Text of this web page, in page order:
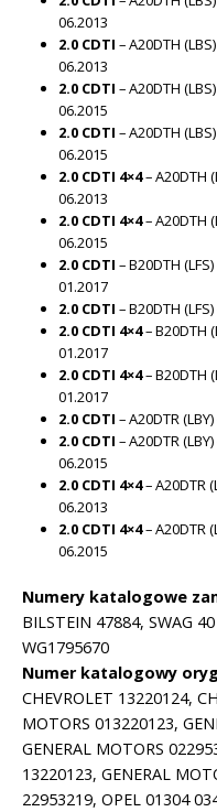
06.2013
2.0 CDTI – A20DTH
06.2013
2.0 CDTI – A20DTH
06.2015
2.0 CDTI – A20DTH
06.2015
2.0 CDTI 4×4– A20DTH
06.2013
2.0 CDTI 4×4– A20DTH
06.2015
2.0 CDTI – B20DTH
01.2017
2.0 CDTI – B20DTH
2.0 CDTI 4×4– B20DTH
01.2017
2.0 CDTI 4×4– B20DTH
01.2017
2.0 CDTI – A20DTR
2.0 CDTI – A20DTR
06.2015
2.0 CDTI 4×4– A20DTR
06.2013
2.0 CDTI 4×4– A20DTR
06.2015
Numery katalogowe
BILSTEIN 47884, SWAG
WG1795670
Numer katalogowy
CHEVROLET 13220124,
MOTORS 013220123,
GENERAL MOTORS
13220123, GENERAL
22953219, OPEL 01304